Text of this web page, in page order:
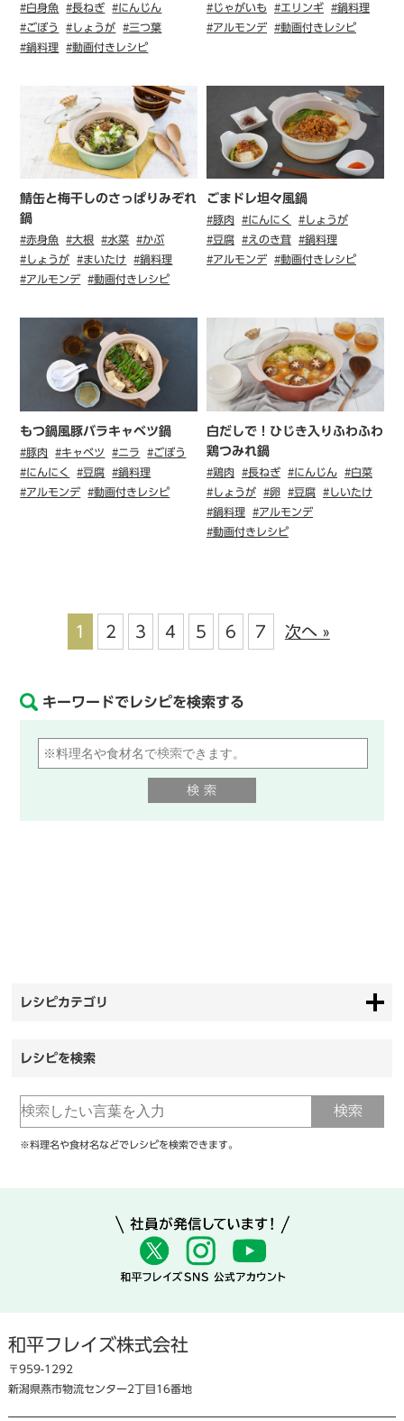
#白身魚 #長ねぎ
#にんじん
#ごぼう
#しょうが
#三つ葉
#鍋料理
#動画付きレシピ
#じゃがいも
#エリンギ
#鍋料理
#アルモンデ
#動画付きレシピ
鯖缶と梅干しのさっぱりみぞれ
鍋
#赤身魚 #大根 #水菜
#かぶ
#しょうが
#まいたけ
#鍋料理
#アルモンデ
#動画付きレシピ
ごまドレ坦々風鍋
#豚肉 #にんにく
#しょうが
#豆腐
#えのき茸
#鍋料理
#アルモンデ
#動画付きレシピ
もつ鍋風豚バラキャベツ鍋
#豚肉 #キャベツ #ニラ
#ごぼう
#にんにく
#豆腐
#鍋料理
#アルモンデ
#動画付きレシピ
白だしで！ひじき入りふわふわ
鶏つみれ鍋
#鶏肉 #長ねぎ #にんじん
#白菜
#しょうが
#卵 #豆腐
#しいたけ
#鍋料理
#アルモンデ
#動画付きレシピ
1 2 3 4 5 6 7 次へ »
キーワードでレシピを検索する
レシピカテゴリ
レシピを検索
※料理名や食材名などでレシピを検索できます。
和平フレイズ株式会社
〒959-1292
新潟県燕市物流センター2丁目16番地